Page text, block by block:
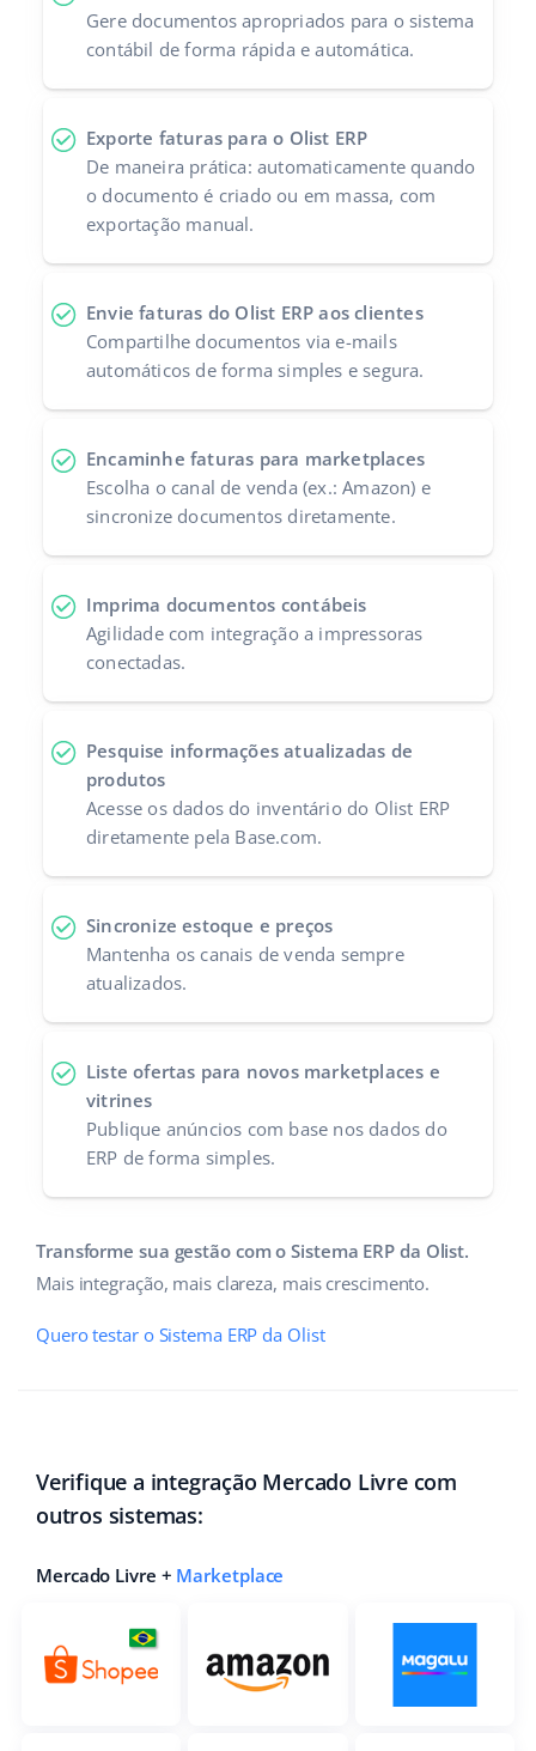
Gere documentos apropriados para o sistema
contábil de forma rápida e automática.
Exporte faturas para o Olist ERP
De maneira prática: automaticamente quando
o documento é criado ou em massa, com
exportação manual.
Envie faturas do Olist ERP aos clientes
Compartilhe documentos via e-mails
automáticos de forma simples e segura.
Encaminhe faturas para marketplaces
Escolha o canal de venda (ex.: Amazon) e
sincronize documentos diretamente.
Imprima documentos contábeis
Agilidade com integração a impressoras
conectadas.
Pesquise informações atualizadas de
produtos
Acesse os dados do inventário do Olist ERP
diretamente pela Base.com.
Sincronize estoque e preços
Mantenha os canais de venda sempre
atualizados.
Liste ofertas para novos marketplaces e
vitrines
Publique anúncios com base nos dados do
ERP de forma simples.
Transforme sua gestão com o Sistema ERP da Olist.
Mais integração, mais clareza, mais crescimento.
Quero testar o Sistema ERP da Olist
Verifique a integração Mercado Livre com
outros sistemas:
Mercado Livre + Marketplace